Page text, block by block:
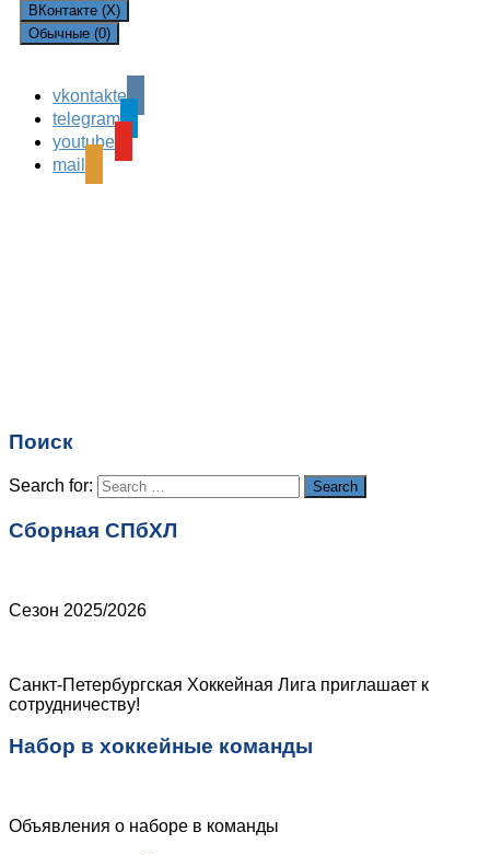
ВКонтакте (X)
Обычные (0)
Leave a Reply
Ваш адрес email не будет опубликован.
поля помечены
vkontakte
telegram
youtube
mail
Поиск
Search for: Search
Сборная СПбХЛ
Сезон 2025/2026
Санкт-Петербургская Хоккейная Лига приглашает к
сотрудничеству!
Набор в хоккейные команды
Объявления о наборе в команды